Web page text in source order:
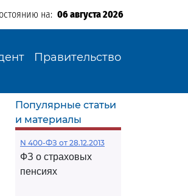
на: 06 августа 2026
Правительство
Популярные статьи
и материалы
N 400-ФЗ от 28.12.2013
ФЗ о страховых
пенсиях